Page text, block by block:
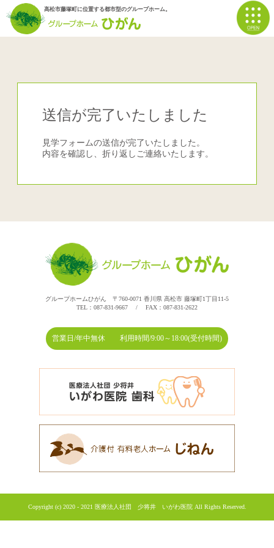
高松市藤塚町に位置する都市型のグループホーム。
送信が完了いたしました
見学フォームの送信が完了いたしました。
内容を確認し、折り返しご連絡いたします。
グループホームひがん 〒760-0071 香川県 高松市 藤塚町1丁目11-5
TEL：087-831-9667 / FAX：087-831-2622
営業日/年中無休 利用時間/9:00～18:00(受付時間)
Copyright (c) 2020 - 2021 医療法人社団 少将井 いがわ医院 All Rights Reserved.